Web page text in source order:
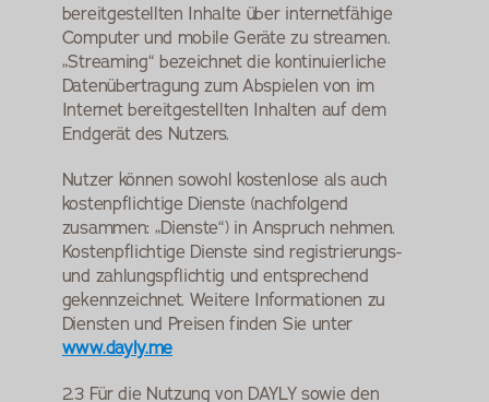
bereitgestellten Inhalte über internetfähige
Computer und mobile Geräte zu streamen.
„Streaming“ bezeichnet die kontinuierliche
Datenübertragung zum Abspielen von im
Internet bereitgestellten Inhalten auf dem
Endgerät des Nutzers.
Nutzer können sowohl kostenlose als auch
kostenpflichtige Dienste (nachfolgend
zusammen: „Dienste“) in Anspruch nehmen.
Kostenpflichtige Dienste sind registrierungs-
und zahlungspflichtig und entsprechend
gekennzeichnet. Weitere Informationen zu
Diensten und Preisen finden Sie unter
www.dayly.me
2.3 Für die Nutzung von DAYLY sowie den